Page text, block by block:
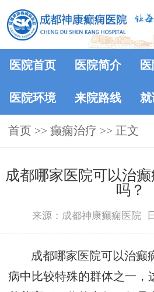
医院首页 医院简介
医院环境 来院路线 就
首页 >> 癫痫治疗 >> 正文
成都哪家医院可以治
吗？
来源：成都神康癫痫医院
成都哪家医院可以治癫
病中比较特殊的群体之一，